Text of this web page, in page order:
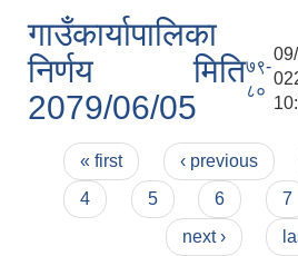
गाउँकार्यापालिका
निर्णय मिति
2079/06/05
७९-
८०
Pages
« first ‹ previous
4
5 6 7
next ›